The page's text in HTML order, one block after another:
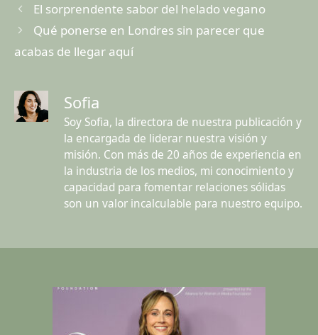
El sorprendente sabor del helado vegano
Qué ponerse en Londres sin parecer que
acabas de llegar aquí
Sofia
Soy Sofia, la directora de nuestra publicación y
la encargada de liderar nuestra visión y
misión. Con más de 20 años de experiencia en
la industria de los medios, mi conocimiento y
capacidad para fomentar relaciones sólidas
son un valor incalculable para nuestro equipo.